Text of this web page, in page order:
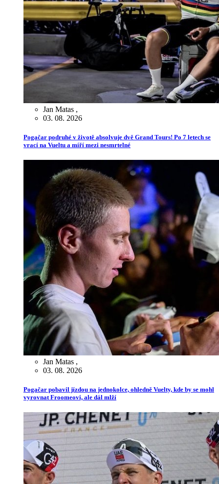
Jan Matas ,
03. 08. 2026
Pogačar podruhé v životě absolvuje dvě Grand Tours! Po 7 letech se
vrací na Vueltu a míří mezi nesmrtelné
Jan Matas ,
03. 08. 2026
Pogačar pobavil jízdou na jednokolce, ohledně Vuelty, kde by se mohl
vyrovnat Froomeovi, ale dál mlží